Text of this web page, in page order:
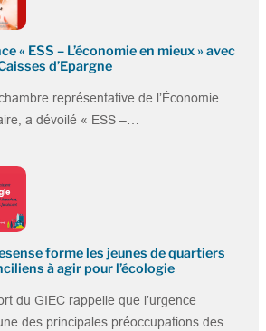
« ESS – L’économie en mieux » avec
d’Epargne
représentative de l’Économie
a dévoilé « ESS –…
forme les jeunes de quartiers
à agir pour l’écologie
du GIEC rappelle que l’urgence
des principales préoccupations des…